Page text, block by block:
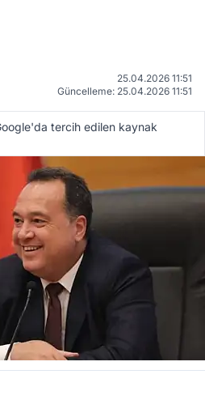
25.04.2026 11:51
Güncelleme: 25.04.2026 11:51
tercih edilen kaynak